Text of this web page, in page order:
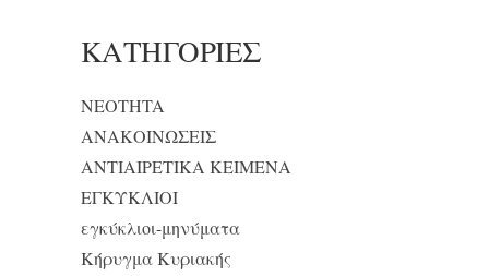
KΑΤΗΓΟΡΊΕΣ
NEOTHTA
ΑΝΑΚΟΙΝΩΣΕΙΣ
ΑΝΤΙΑΙΡΕΤΙΚΑ ΚΕΙΜΕΝΑ
ΕΓΚΥΚΛΙΟΙ
εγκύκλιοι-μηνύματα
Κήρυγμα Κυριακής